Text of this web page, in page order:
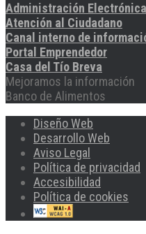
Administración Electrónica
Atención al Ciudadano
Canal interno de
Portal Emprendedor
Casa del Tío Breva
Mejoramos la información
Banco de Alimentos
Diseño Web
Desarrollo Web
Aviso Legal
Política de privacidad
Accesibilidad
Política de cookies